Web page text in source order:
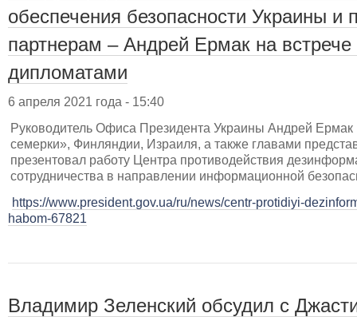
обеспечения безопасности Украины
партнерам – Андрей Ермак на
дипломатами
6 апреля 2021 года - 15:40
Руководитель Офиса Президента Украины Андрей
семерки», Финляндии, Израиля, а также главами
презентовал работу Центра противодействия
сотрудничества в направлении информационной
https://www.president.gov.ua/ru/news/centr-protidiyi-
habom-67821
Владимир Зеленский обсудил с